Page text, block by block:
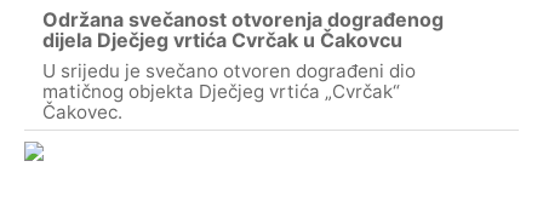
Održana svečanost otvorenja dograđenog
dijela Dječjeg vrtića Cvrčak u Čakovcu
U srijedu je svečano otvoren dograđeni dio
matičnog objekta Dječjeg vrtića „Cvrčak“
Čakovec.